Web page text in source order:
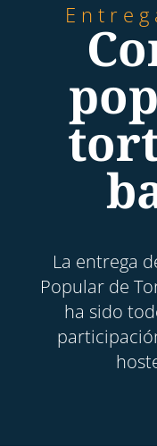
La entrega
Popular de
ha sido